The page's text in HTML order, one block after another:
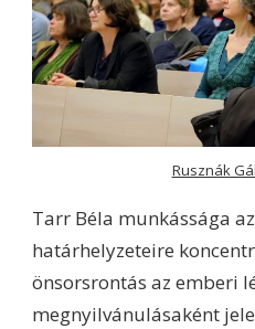
Rusznák
Tarr Béla munkássága
határhelyzeteire
önsorsrontás az emberi
megnyilvánulásaként